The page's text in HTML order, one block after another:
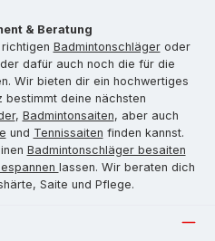
& Beratung
Badmintonschlägeroder
dafür auch noch die für die
Wir bieten dir ein hochwertiges
bestimmt deine nächsten
, Badmintonsaiten, aber auch
und Tennissaiten finden kannst.
Badmintonschläger besaiten
lassen. Wir beraten dich
Saite und Pflege.